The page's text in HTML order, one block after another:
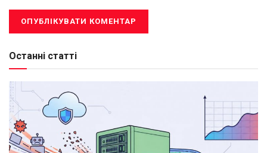
Останні статті